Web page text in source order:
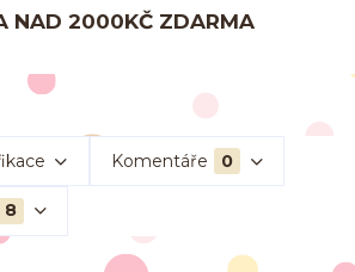
NAD 2000KČ ZDARMA
Komentáře 0
8